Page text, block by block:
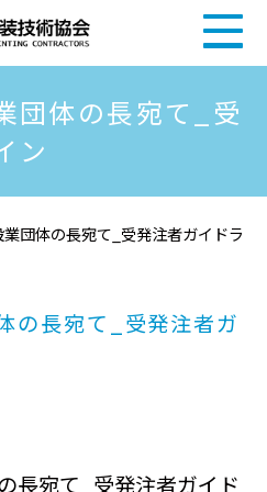
団体の長宛て_受
ン
業団体の長宛て_受発注者ガイドラ
の長宛て_受発注者ガ
長宛て_受発注者ガイド